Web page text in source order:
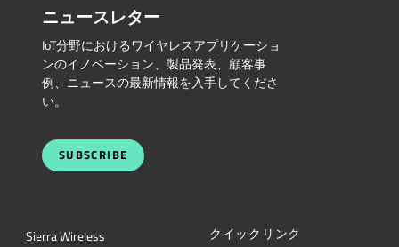
ニュースレター
IoT分野におけるワイヤレスアプリケーショ
ンのイノベーション、製品発表、顧客事
例、ニュースの最新情報を入手してくださ
い。
SUBSCRIBE
Sierra Wireless
クイックリンク